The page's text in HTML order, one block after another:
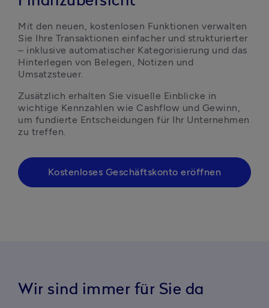
Mit den neuen, kostenlosen Funktionen verwalten
Sie Ihre Transaktionen einfacher und strukturierter
– inklusive automatischer Kategorisierung und das
Hinterlegen von Belegen, Notizen und
Umsatzsteuer.
Zusätzlich erhalten Sie visuelle Einblicke in
wichtige Kennzahlen wie Cashflow und Gewinn,
um fundierte Entscheidungen für Ihr Unternehmen
zu treffen.
Kostenloses Geschäftskonto eröffnen
Wir sind immer für Sie da